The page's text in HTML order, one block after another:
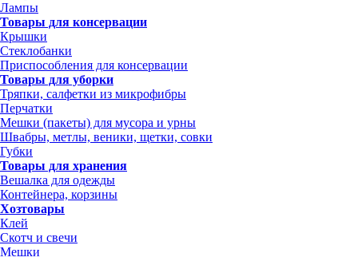
Лампы
Товары для консервации
Крышки
Стеклобанки
Приспособления для консервации
Товары для уборки
Тряпки, салфетки из микрофибры
Перчатки
Мешки (пакеты) для мусора и урны
Швабры, метлы, веники, щетки, совки
Губки
Товары для хранения
Вешалка для одежды
Контейнера, корзины
Хозтовары
Клей
Скотч и свечи
Мешки